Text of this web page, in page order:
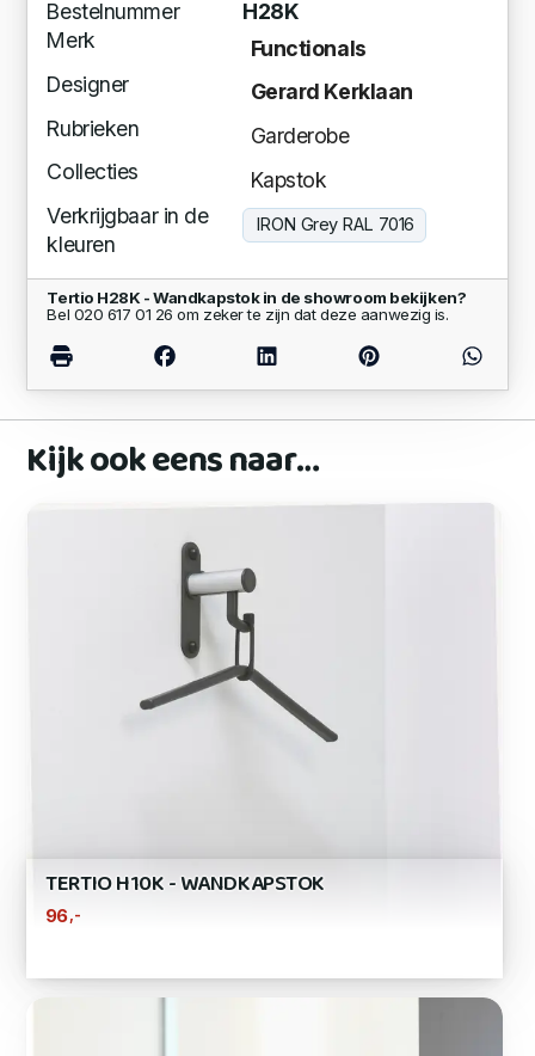
Bestelnummer
H28K
Merk
Functionals
Designer
Gerard Kerklaan
Rubrieken
Garderobe
Collecties
Kapstok
Verkrijgbaar in de
kleuren
IRON Grey RAL 7016
Tertio H28K - Wandkapstok in de showroom bekijken?
Bel 020 617 01 26 om zeker te zijn dat deze aanwezig is.
Kijk ook eens naar…
TERTIO H10K - WANDKAPSTOK
96 ,-